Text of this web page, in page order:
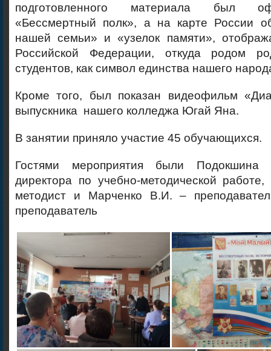
подготовленного материала был
«Бессмертный полк», а на карте России
нашей семьи» и «узелок памяти»,
Российской Федерации, откуда родом
студентов, как символ единства нашего
Кроме того, был показан видеофильм
выпускника нашего колледжа Югай Яна.
В занятии приняло участие 45 обучающихся.
Гостями мероприятия были Подокшина
директора по учебно-методической
методист и Марченко В.И. –
преподаватель